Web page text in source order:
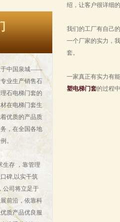
于中国泉城——
业生产销售石
石电梯门套的
在电梯门套生
优质的产品质
，在全国各地
。
生存 ，靠管理
碑,以实干筑
公司将立足于
前沿，依靠科
质产品优良服
绍，让客户很详细
我们的工厂有自己
一个厂家的实力，
套。
一家真正有实力有
塑电梯门套的过程